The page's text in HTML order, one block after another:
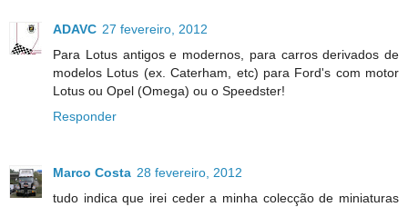
ADAVC 27 fevereiro, 2012
Para Lotus antigos e modernos, para carros derivados de
modelos Lotus (ex. Caterham, etc) para Ford's com motor
Lotus ou Opel (Omega) ou o Speedster!
Responder
Marco Costa 28 fevereiro, 2012
tudo indica que irei ceder a minha colecção de miniaturas